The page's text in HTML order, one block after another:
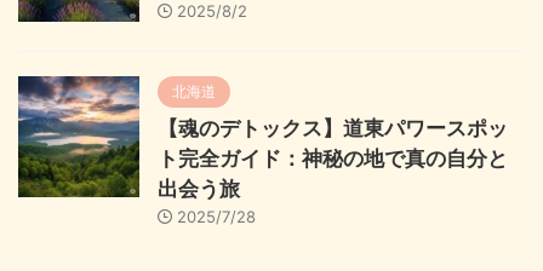
2025/8/2
北海道
【魂のデトックス】道東パワースポッ
ト完全ガイド：神秘の地で真の自分と
出会う旅
2025/7/28